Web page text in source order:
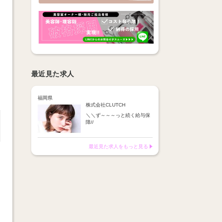
最近見た求人
福岡県
株式会社CLUTCH
＼＼ず～～～っと続く給与保
障//
31日月の場合→22日勤務
最近見た求人をもっと見る